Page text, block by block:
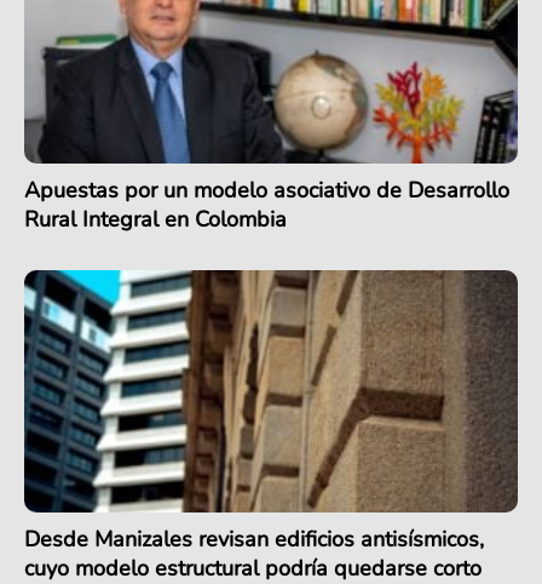
Apuestas por un modelo asociativo de Desarrollo
Rural Integral en Colombia
Desde Manizales revisan edificios antisísmicos,
cuyo modelo estructural podría quedarse corto